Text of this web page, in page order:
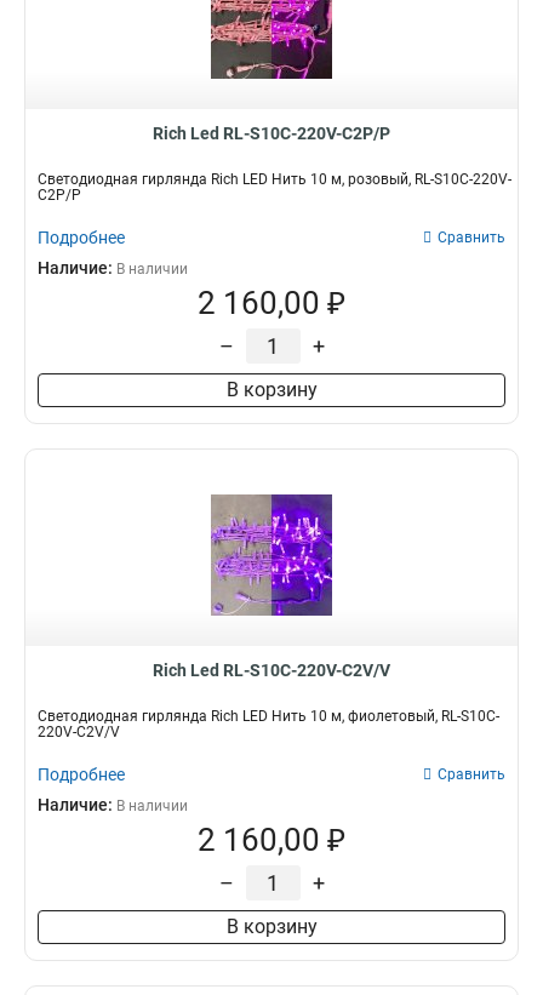
Rich Led RL-S10C-220V-C2P/P
Светодиодная гирлянда Rich LED Нить 10 м, розовый, RL-S10C-220V-
C2P/P
Подробнее Сравнить
Наличие: В наличии
2 160,00 ₽
– +
В корзину
Rich Led RL-S10C-220V-C2V/V
Светодиодная гирлянда Rich LED Нить 10 м, фиолетовый, RL-S10C-
220V-C2V/V
Подробнее Сравнить
Наличие: В наличии
2 160,00 ₽
– +
В корзину